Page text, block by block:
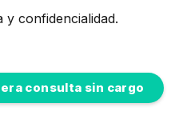
y confidencialidad.
consulta sin cargo